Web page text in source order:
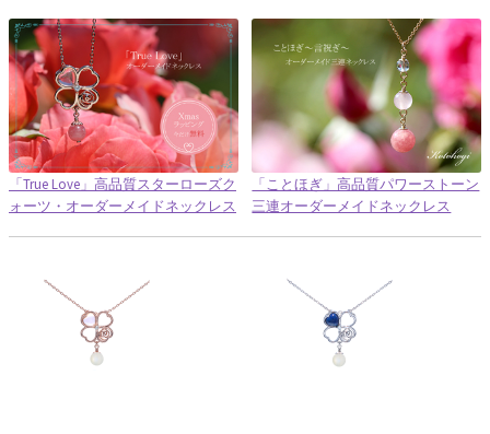
「True Love」高品質スターローズク
ォーツ・オーダーメイドネックレス
「ことほぎ」高品質パワーストーン
三連オーダーメイドネックレス